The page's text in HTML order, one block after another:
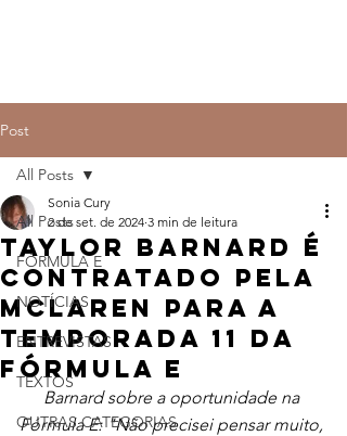
Post
All Posts
FÓRMULA E
NOTÍCIAS
ENTREVISTAS
TEXTOS
OUTRAS CATEGORIAS
All Posts
Taylor Barnard é
contratado pela
McLaren para a
temporada 11 da
Fórmula E
Sonia Cury
2 de set. de 2024 3 min de leitura
Barnard sobre a oportunidade na
Fórmula E: "Não precisei pensar muito,